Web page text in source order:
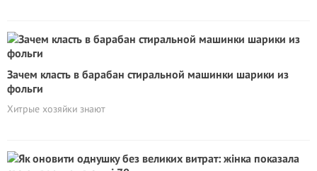
Зачем класть в барабан стиральной машинки шарики из
фольги
Хитрые хозяйки знают